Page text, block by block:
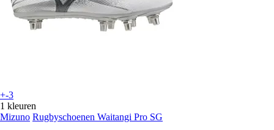
+-3
1 kleuren
Mizuno Rugbyschoenen Waitangi Pro SG